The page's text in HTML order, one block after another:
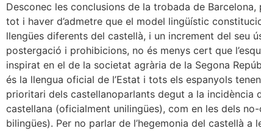
Desconec les conclusions de la trobada de Barcelona,
tot i haver d’admetre que el model lingüístic
llengües diferents del castellà, i un increment del seu
postergació i prohibicions, no és menys cert que
inspirat en el de la societat agrària de la Segona
és la llengua oficial de l’Estat i tots els espanyols
prioritari dels castellanoparlants degut a la incidència
castellana (oficialment unilingües), com en les dels
bilingües). Per no parlar de l’hegemonia del castellà a